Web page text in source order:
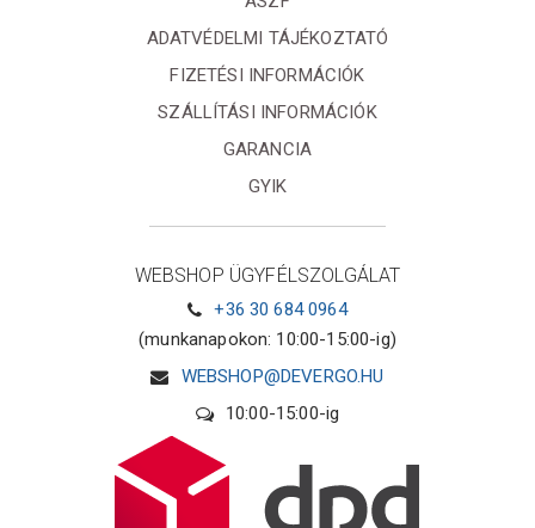
ADATVÉDELMI TÁJÉKOZTATÓ
FIZETÉSI INFORMÁCIÓK
SZÁLLÍTÁSI INFORMÁCIÓK
GARANCIA
GYIK
WEBSHOP ÜGYFÉLSZOLGÁLAT
+36 30 684 0964
(munkanapokon: 10:00-15:00-ig)
WEBSHOP@DEVERGO.HU
10:00-15:00-ig